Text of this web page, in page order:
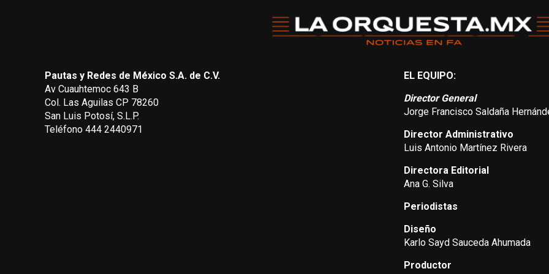
Pautas y Redes de México S.A. de C.V.
Av Cuauhtemoc 643 B
Col. Las Aguilas CP 78260
San Luis Potosí, S.L.P.
Teléfono 444 2440971
EL EQUIPO:
Director General
Jorge Francisco Saldaña
Director Administrativo
Luis Antonio Martínez Rivera
Directora Editorial
Ana G. Silva
Periodistas
Diseño
Karlo Sayd Sauceda Ahumada
Productor